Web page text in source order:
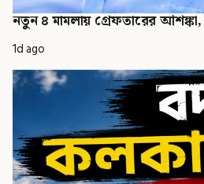
নতুন ৪ মামলায় গ্রেফতারের আশঙ্কা,
1d ago